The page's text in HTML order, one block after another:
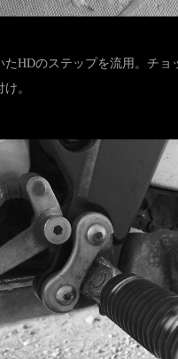
たHDのステップを流用。チョ
。